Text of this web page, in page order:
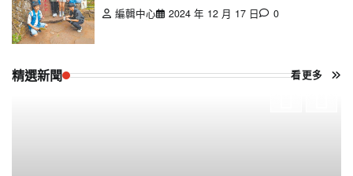
編輯中心 2024 年 12 月 17 日 0
精選新聞 看更多